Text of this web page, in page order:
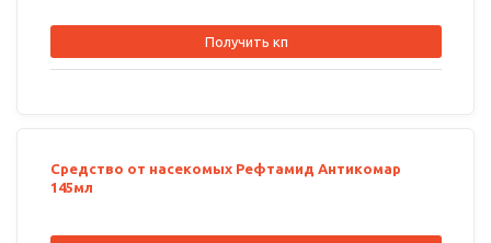
Получить кп
Средство от насекомых Рефтамид Антикомар
145мл